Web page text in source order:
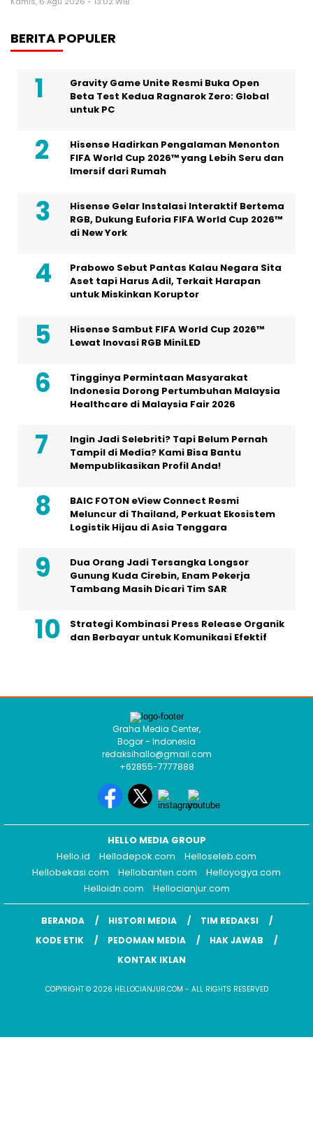
BERITA POPULER
Gravity Game Unite Resmi Buka Open
Beta Test Kedua Ragnarok Zero: Global
untuk PC
Hisense Hadirkan Pengalaman Menonton
FIFA World Cup 2026™ yang Lebih Seru dan
Imersif dari Rumah
Hisense Gelar Instalasi Interaktif Bertema
RGB, Dukung Euforia FIFA World Cup 2026™
di New York
Prabowo Sebut Pantas Kalau Negara Sita
Aset tapi Harus Adil, Terkait Harapan
untuk Miskinkan Koruptor
Hisense Sambut FIFA World Cup 2026™
Lewat Inovasi RGB MiniLED
Tingginya Permintaan Masyarakat
Indonesia Dorong Pertumbuhan Malaysia
Healthcare di Malaysia Fair 2026
Ingin Jadi Selebriti? Tapi Belum Pernah
Tampil di Media? Kami Bisa Bantu
Mempublikasikan Profil Anda!
BAIC FOTON eView Connect Resmi
Meluncur di Thailand, Perkuat Ekosistem
Logistik Hijau di Asia Tenggara
Dua Orang Jadi Tersangka Longsor
Gunung Kuda Cirebin, Enam Pekerja
Tambang Masih Dicari Tim SAR
Strategi Kombinasi Press Release Organik
dan Berbayar untuk Komunikasi Efektif
Graha Media Center,
Bogor - Indonesia
redaksihallo@gmail.com
+62855-7777888
HELLO MEDIA GROUP
Hello.id
Hellodepok.com
Helloseleb.com
Hellobekasi.com
Hellobanten.com
Helloyogya.com
Helloidn.com
Hellocianjur.com
BERANDA HISTORI MEDIA
TIM REDAKSI
KODE ETIK
PEDOMAN MEDIA
HAK JAWAB
KONTAK IKLAN
COPYRIGHT © 2026 HELLOCIANJUR.COM - ALL RIGHTS RESERVED